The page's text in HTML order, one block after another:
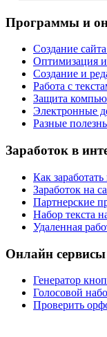
Программы и
Создание
Оптимизация
Создание и
Работа с
Защита
Электронные
Разные
Заработок в
Как
Заработок на
Партнерские
Набор текста
Удаленная
Онлайн сервисы
Генератор
Голосовой
Проверить